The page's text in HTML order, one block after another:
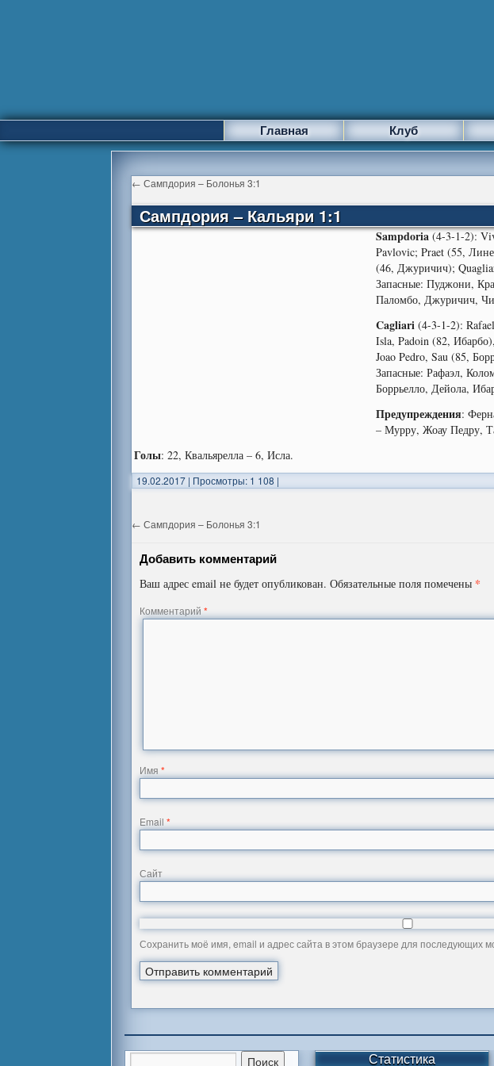
Главная Клуб
← Сампдория – Болонья 3:1
Сампдория – Кальяри 1:1
Sampdoria(4-3-1-2):
Pavlovic; Praet (55,
(46, Джуричич);
Запасные: Пуджони,
Паломбо, Джуричич,
Cagliari (4-3-1-2):
Isla, Padoin (82,
Joao Pedro, Sau (85,
Запасные: Рафаэл,
Боррьелло, Дейола,
Предупреждения:
– Мурру, Жоау Педру,
Голы: 22, Квальярелла – 6, Исла.
19.02.2017 | Просмотры: 1 108 |
← Сампдория – Болонья 3:1
Добавить комментарий
Ваш адрес email не будет опубликован. Обязательные поля помечены *
Комментарий*
Имя*
Email*
Сайт
Сохранить моё имя, email и адрес сайта в этом браузере для последующих
Статистика